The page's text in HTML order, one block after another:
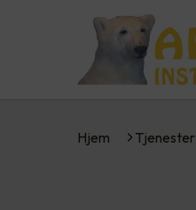
Hjem Tjenester